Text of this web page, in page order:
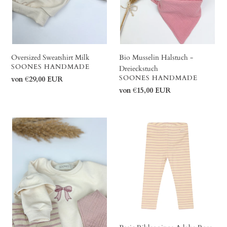
Oversized Sweatshirt Milk
VERKÄUFER
SOONES HANDMADE
Normaler
von €29,00 EUR
Bio Musselin Halstuch -
Dreieckstuch
VERKÄUFER
SOONES HANDMADE
Normaler
von €15,00 EUR
Dainty
Sweater
Ribleggings